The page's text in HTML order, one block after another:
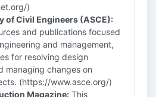
)
of Civil Engineers (ASCE):
and publications focused
and management,
for resolving design
managing changes on
(https://www.asce.org/)
Magazine: This